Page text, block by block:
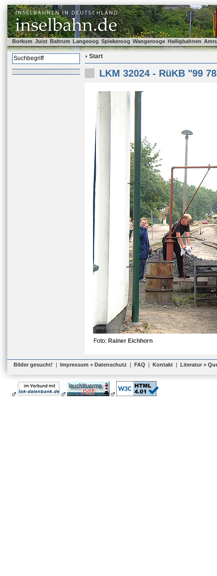
Borkum Juist Baltrum Langeoog Spiekeroog Wangerooge Halligbahnen
Start
LKM 32024 - RüKB "99
Foto: Rainer Eichhorn
Bilder gesucht! | Impressum + Datenschutz | FAQ | Kontakt | Literatur +